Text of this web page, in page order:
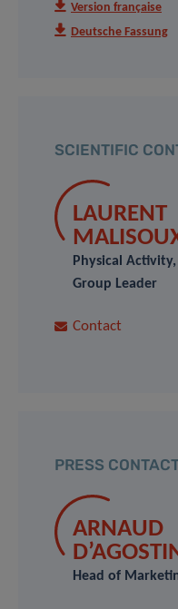
Version française
Deutsche Fassung
SCIENTIFIC
LAURENT
Physical
Group Leader
Contact
PRESS
ARNAUD
Head of